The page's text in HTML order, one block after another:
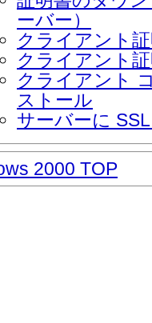
ーバー）
クライアント
クライアント
クライアント
ストール
サーバーに
2000 TOP